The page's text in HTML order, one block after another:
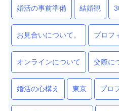
婚活の事前準備 結婚観
お見合いについて。 プロフ
オンラインについて 交際に
婚活の心構え 東京 プロ